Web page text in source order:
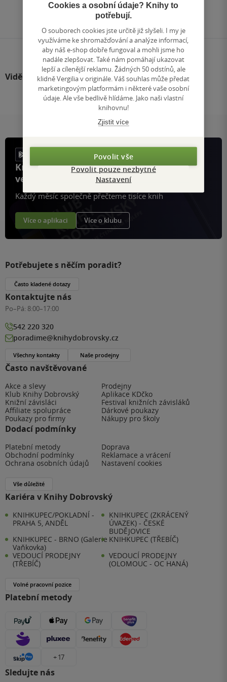
na
stránku
Viděli jste
Knihy, recenze a klubové výhody
ve vaší kapse a naší appce KDčko
Každý měsíc společně přečteme tisíce knih
Více o aplikaci Více o klubu
Často navštěvované
Akce a slevy
Prodejny
Klub Knihy Dobrovský
Aplikace KDčko
Knižní závisláci
Festival knižních závisláků
Affiliate spolupráce
Dárkové poukazy
Poukazy pro firmy
Nákupy pro školy
Dodací podmínky
Platební metody
Doprava
Obchodní podmínky
Reklamace a vrácení
Ochrana osobních údajů
Nastavení cookies
Vše důležité
Kariéra v Knihy Dobrovský
KNIHKUPEC/POKLADNÍ -
PRAHA 5, ANDĚL
KNIHKUPEC (ZKRÁCENÝ
ÚVAZEK) - ČESKÉ
BUDĚJOVICE
KNIHKUPEC - BRNO (Galerie
Vaňkovka)
KNIHKUPEC (TŘEBÍČ)
VEDOUCÍ PRODEJNY
(TŘEBÍČ)
VEDOUCÍ PRODEJNY
(OLOMOUC - OC HANÁ)
Volné pracovní pozice
Platební metody
+ 17
Sledujte nás
Potřebujete s něčím poradit?
Často kladené dotazy
Kontaktujte nás
Po–Pá: 8:00–17:00
542 220 320
poradime@knihydobrovsky.cz
Všechny kontakty Naše prodejny
Cookies a osobní údaje? Knihy to
potřebují.
O souborech cookies jste určitě již slyšeli. I my je
využíváme ke shromažďování a analýze informací,
aby náš e-shop dobře fungoval a mohli jsme ho
nadále zlepšovat. Také nám pomáhají ukazovat
lepší a cílenější reklamu. Žádných 50 odstínů, ale
klidně Vergilia v originále. Váš souhlas může předat
marketingovým platformám i některé vaše osobní
údaje. Ale vše bedlivě hlídáme. Jako naši vlastní
knihovnu!
Zjistit více
Povolit vše
Povolit pouze nezbytné
Nastavení